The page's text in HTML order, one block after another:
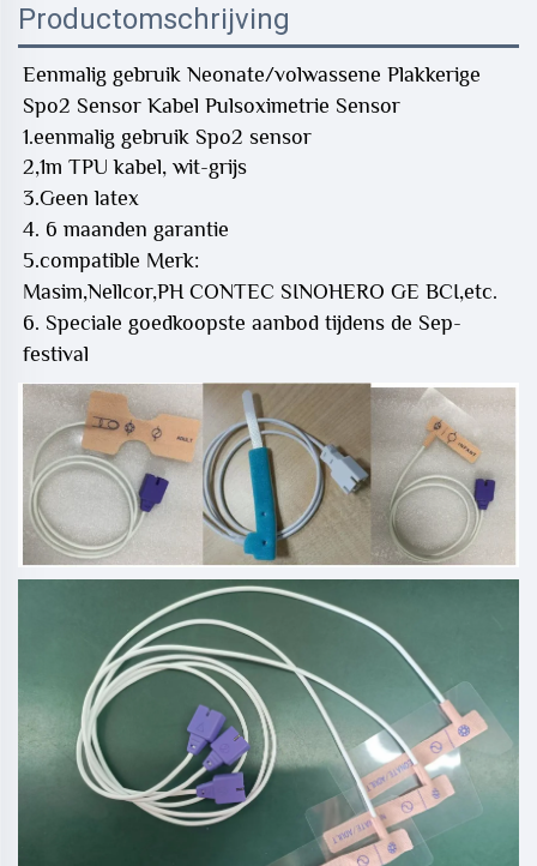
Productomschrijving
Eenmalig gebruik Neonate/volwassene Plakkerige
Spo2 Sensor Kabel Pulsoximetrie Sensor
1.eenmalig gebruik Spo2 sensor
2,1m TPU kabel, wit-grijs
3.Geen latex
4. 6 maanden garantie
5.compatible Merk:
Masim,Nellcor,PH CONTEC SINOHERO GE BCI,etc.
6. Speciale goedkoopste aanbod tijdens de Sep-
festival